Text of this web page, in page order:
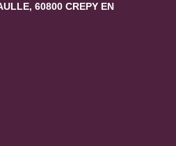
60800 CREPY EN